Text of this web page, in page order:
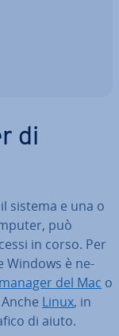
di
sistema e una o
può
in corso. Per
Windows è ne­
del Mac o
Anche Linux, in
di aiuto.